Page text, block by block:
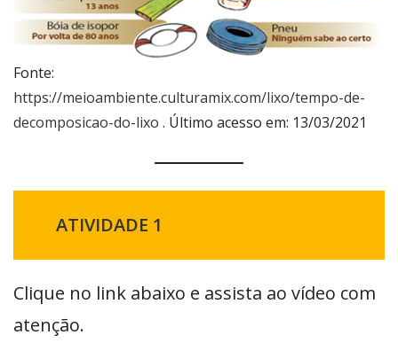
Fonte:
https://meioambiente.culturamix.com/lixo/tempo-de-
decomposicao-do-lixo . Último acesso em: 13/03/2021
ATIVIDADE 1
Clique no link abaixo e assista ao vídeo com
atenção.